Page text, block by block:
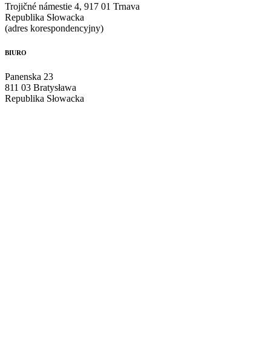
Trojičné námestie 4, 917 01 Trnava
Republika Słowacka
(adres korespondencyjny)
BIURO
Panenska 23
811 03 Bratysława
Republika Słowacka